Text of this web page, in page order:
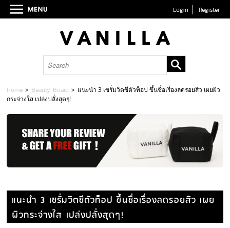
Login Register
Home > Beauty Board > แนะนำ 3 เซรั่มวิตซีตัวท็อป ขึ้นชื่อเรื่องลดรอยสิว เผยผิว
กระจ่างใส เปล่งปลั่งสุดๆ!
แนะนำ 3 เซรั่มวิตซีตัวท็อป ขึ้นชื่อเรื่องลดรอยสิว เผย
ผิวกระจ่างใส เปล่งปลั่งสุดๆ!